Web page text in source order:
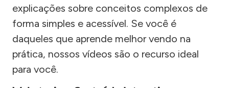
explicações sobre conceitos complexos de
forma simples e acessível. Se você é
daqueles que aprende melhor vendo na
prática, nossos vídeos são o recurso ideal
para você.